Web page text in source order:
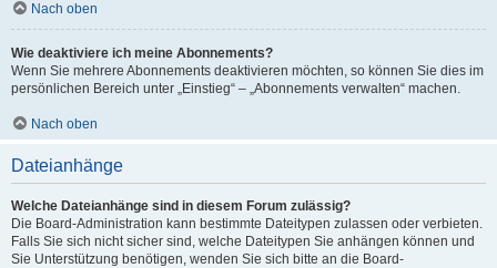
Nach oben
Wie deaktiviere ich meine Abonnements?
Wenn Sie mehrere Abonnements deaktivieren möchten, so können Sie dies im
persönlichen Bereich unter „Einstieg“ – „Abonnements verwalten“ machen.
Nach oben
Dateianhänge
Welche Dateianhänge sind in diesem Forum zulässig?
Die Board-Administration kann bestimmte Dateitypen zulassen oder verbieten.
Falls Sie sich nicht sicher sind, welche Dateitypen Sie anhängen können und
Sie Unterstützung benötigen, wenden Sie sich bitte an die Board-